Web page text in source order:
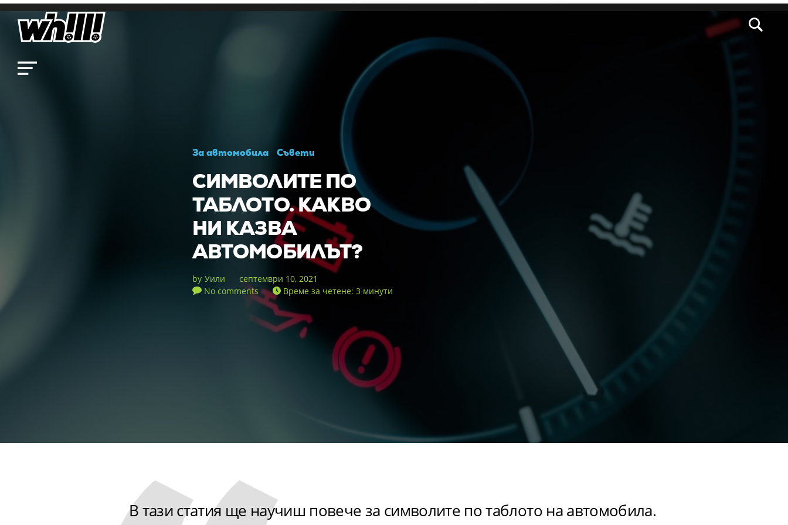
За автомобила Съвети
СИМВОЛИТЕ ПО
ТАБЛОТО. КАКВО
НИ КАЗВА
АВТОМОБИЛЪТ?
by Уили
септември 10, 2021
No comments
Време за четене: 3 минути
В тази статия ще научиш повече за символите по таблото на автомобила.